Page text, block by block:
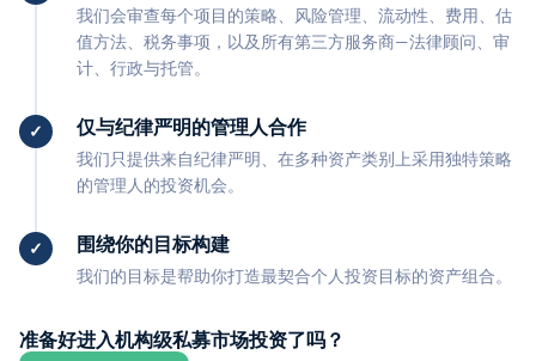
我们会审查每个项目的策略、风险管理、流动性、费用、估
值方法、税务事项，以及所有第三方服务商—法律顾问、审
计、行政与托管。
仅与纪律严明的管理人合作
我们只提供来自纪律严明、在多种资产类别上采用独特策略
的管理人的投资机会。
围绕你的目标构建
我们的目标是帮助你打造最契合个人投资目标的资产组合。
准备好进入机构级私募市场投资了吗？